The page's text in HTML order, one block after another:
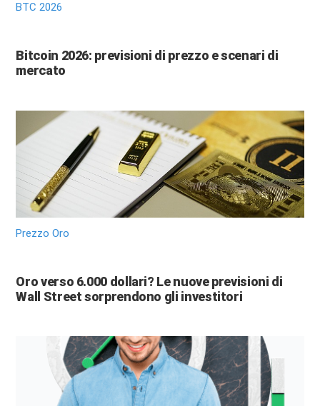
BTC 2026
Bitcoin 2026: previsioni di prezzo e scenari di
mercato
Prezzo Oro
Oro verso 6.000 dollari? Le nuove previsioni di
Wall Street sorprendono gli investitori